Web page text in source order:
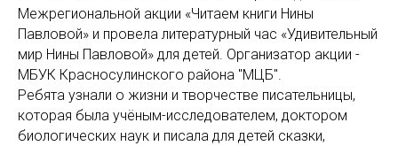
Межрегиональной акции «Читаем книги Нины
Павловой» и провела литературный час «Удивительный
мир Нины Павловой» для детей. Организатор акции -
МБУК Красносулинского района "МЦБ".
Ребята узнали о жизни и творчестве писательницы,
которая была учёным-исследователем, доктором
биологических наук и писала для детей сказки,